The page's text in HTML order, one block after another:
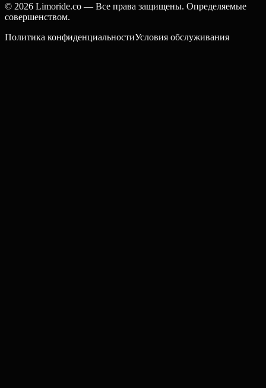
© 2026 Limoride.co — Все права защищены. Определяемые
совершенством.
Политика конфиденциальностиУсловия обслуживания